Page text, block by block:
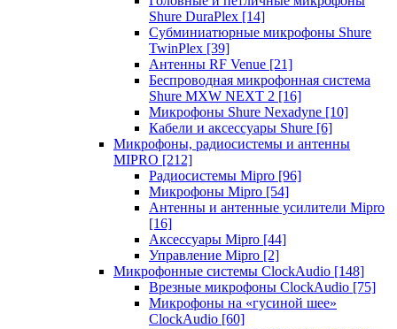
Shure DuraPlex [14]
Субминиатюрные микрофоны Shure
TwinPlex [39]
Антенны RF Venue [21]
Беспроводная микрофонная система
Shure MXW NEXT 2 [16]
Микрофоны Shure Nexadyne [10]
Кабели и аксессуары Shure [6]
Микрофоны, радиосистемы и антенны
MIPRO [212]
Радиосистемы Mipro [96]
Микрофоны Mipro [54]
Антенны и антенные усилители Mipro
[16]
Аксессуары Mipro [44]
Управление Mipro [2]
Микрофонные системы ClockAudio [148]
Врезные микрофоны ClockAudio [75]
Микрофоны на «гусиной шее»
ClockAudio [60]